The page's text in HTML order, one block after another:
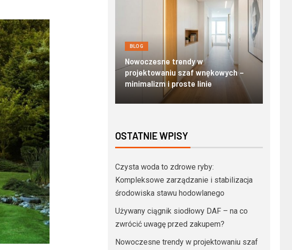
BLOG
Nowoczesne trendy w
projektowaniu szaf wnękowych –
minimalizm i proste linie
BLOG
Nowoczesne apartamenty w
Zakopanem: Odkryj
standard i pełną
Tatrach
OSTATNIE WPISY
Czysta woda to zdrowe ryby:
Kompleksowe zarządzanie i stabilizacja
środowiska stawu hodowlanego
Używany ciągnik siodłowy DAF – na co
zwrócić uwagę przed zakupem?
Nowoczesne trendy w projektowaniu szaf